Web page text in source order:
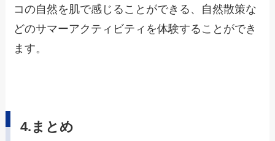
コの自然を肌で感じることができる、自然散策な
どのサマーアクティビティを体験することができ
ます。
4.まとめ